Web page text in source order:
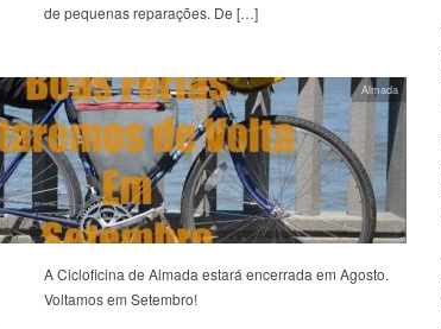
de pequenas reparações. De […]
A Cicloficina de Almada estará encerrada em Agosto.
Voltamos em Setembro!
Almada